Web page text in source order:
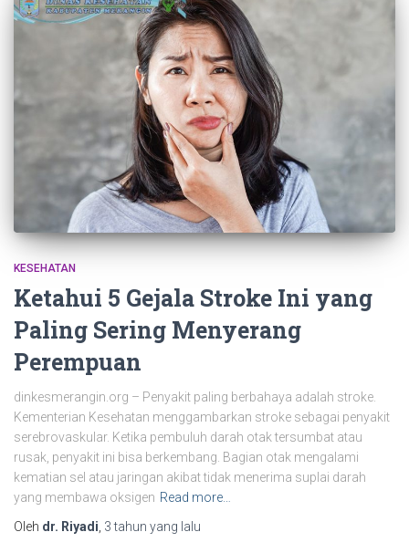
KESEHATAN
Ketahui 5 Gejala Stroke Ini yang
Paling Sering Menyerang
Perempuan
dinkesmerangin.org – Penyakit paling berbahaya adalah stroke.
Kementerian Kesehatan menggambarkan stroke sebagai penyakit
serebrovaskular. Ketika pembuluh darah otak tersumbat atau
rusak, penyakit ini bisa berkembang. Bagian otak mengalami
kematian sel atau jaringan akibat tidak menerima suplai darah
yang membawa oksigen Read more…
Oleh dr. Riyadi, 3 tahun yang lalu